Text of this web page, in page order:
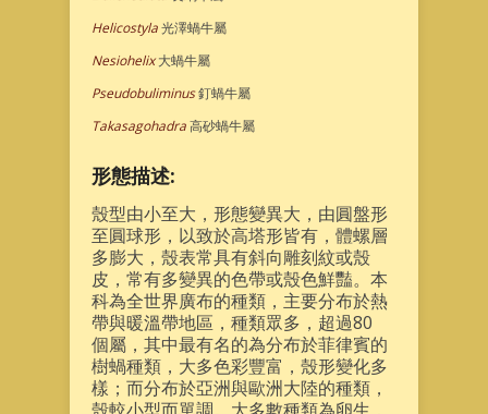
Helicostyla光澤蝸牛屬
Nesiohelix 大蝸牛屬
Pseudobuliminus釘蝸牛屬
Takasagohadra高砂蝸牛屬
形態描述:
殼型由小至大，形態變異大，由圓盤形
至圓球形，以致於高塔形皆有，體螺層
多膨大，殼表常具有斜向雕刻紋或殼
皮，常有多變異的色帶或殼色鮮豔。本
科為全世界廣布的種類，主要分布於熱
帶與暖溫帶地區，種類眾多，超過80
個屬，其中最有名的為分布於菲律賓的
樹蝸種類，大多色彩豐富，殼形變化多
樣；而分布於亞洲與歐洲大陸的種類，